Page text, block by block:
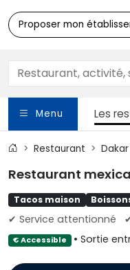
Proposer mon
Menu Les
Restaurant Dakar
Restaurant
Tacos maison
✔ Service attentionné
€ Accessible • Sortie